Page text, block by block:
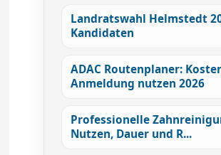
Landratswahl Helmstedt
Kandidaten
ADAC Routenplaner:
Anmeldung nutzen 2026
Professionelle
Nutzen, Dauer und R...